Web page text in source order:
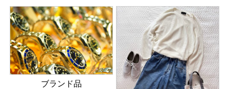
ブランド品